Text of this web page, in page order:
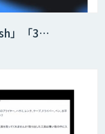
」「3…